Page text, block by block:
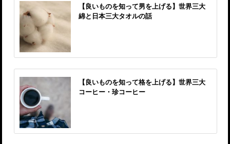
【良いものを知って男を上げる】世界三大
綿と日本三大タオルの話
【良いものを知って格を上げる】世界三大
コーヒー・珍コーヒー